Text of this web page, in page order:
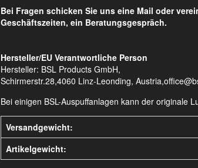
Bei Fragen schicken Sie uns eine Mail oder
Geschäftszeiten, ein Beratungsgespräch.
Hersteller/EU Verantwortliche Person
Hersteller: BSL Products GmbH,
Schirmerstr.28,4060 Linz-Leonding,
Bei einigen BSL-Auspuffanlagen kann der originale
Versandgewicht:
Artikelgewicht: